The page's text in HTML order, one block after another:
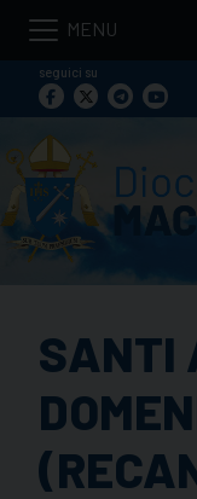
Skip
contentseguici su
SANTI